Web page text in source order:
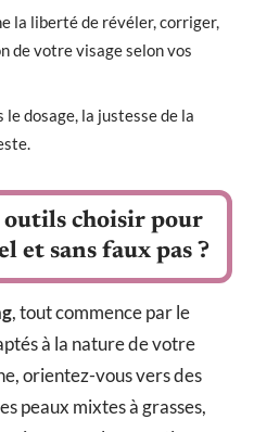
la liberté de révéler, corriger,
de votre visage selon vos
dosage, la justesse de la
choisir pour
et sans faux pas ?
, tout commence par le
à la nature de votre
orientez-vous vers des
peaux mixtes à grasses,